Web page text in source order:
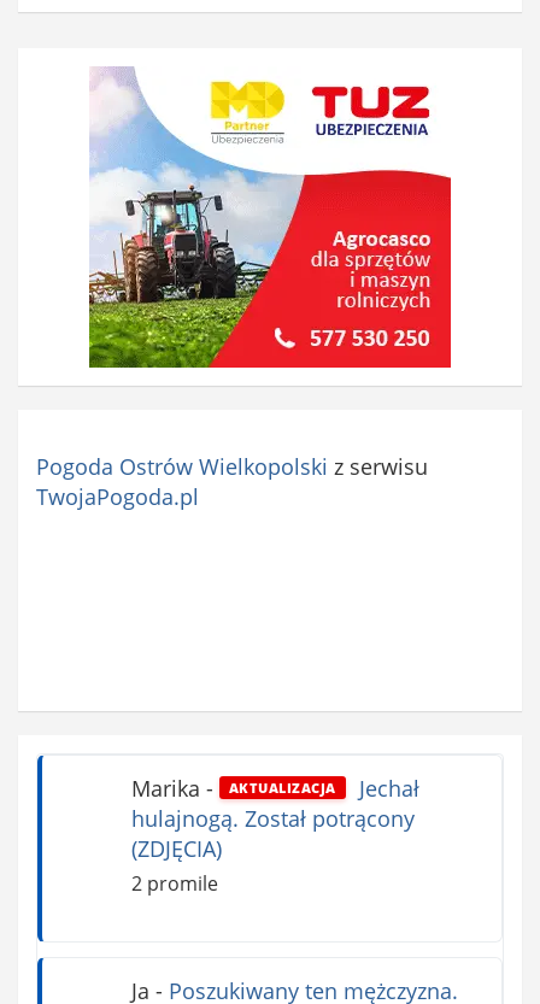
Pogoda Ostrów Wielkopolski z serwisu
TwojaPogoda.pl
Marika - AKTUALIZACJA
Jechał
hulajnogą. Został potrącony
(ZDJĘCIA)
2 promile
Ja - Poszukiwany ten mężczyzna.